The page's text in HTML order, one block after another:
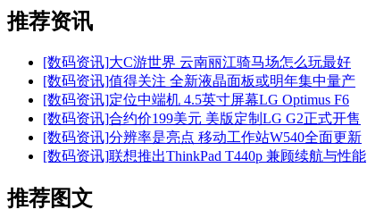
推荐资讯
[数码资讯]大C游世界 云南丽江骑马场怎么玩最好
[数码资讯]值得关注 全新液晶面板或明年集中量产
[数码资讯]定位中端机 4.5英寸屏幕LG Optimus F6
[数码资讯]合约价199美元 美版定制LG G2正式开售
[数码资讯]分辨率是亮点 移动工作站W540全面更新
[数码资讯]联想推出ThinkPad T440p 兼顾续航与性能
推荐图文